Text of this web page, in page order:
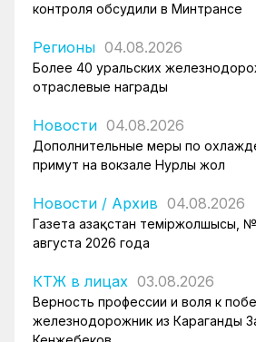
контроля обсудили в Минтрансе
Регионы 04.08.2026
Более 40 уральских
отраслевые награды
Новости 04.08.2026
Дополнительные меры по
примут на вокзале Нурлы жол
Новости / Архив 04.08.2026
Газета Қазақстан теміржолшысы,
августа 2026 года
КТЖ в лицах 03.08.2026
Верность профессии и воля к
железнодорожник из Караганды